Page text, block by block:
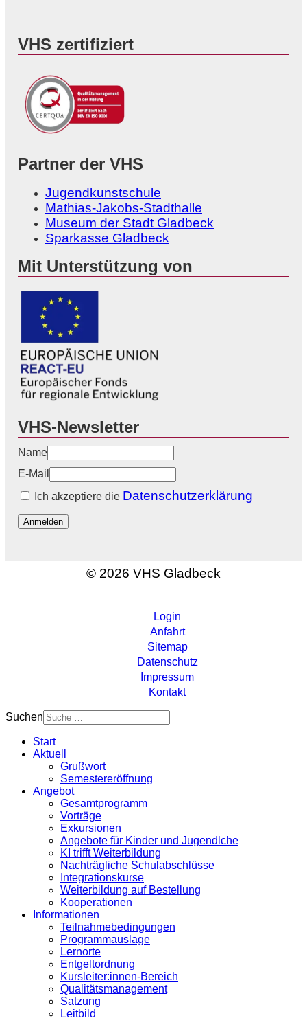
VHS zertifiziert
Partner der VHS
Jugendkunstschule
Mathias-Jakobs-Stadthalle
Museum der Stadt Gladbeck
Sparkasse Gladbeck
Mit Unterstützung von
VHS-Newsletter
Name
E-Mail
Ich akzeptiere die Datenschutzerklärung
Anmelden
© 2026 VHS Gladbeck
Login
Anfahrt
Sitemap
Datenschutz
Impressum
Kontakt
Suchen
Start
Aktuell
Grußwort
Semestereröffnung
Angebot
Gesamtprogramm
Vorträge
Exkursionen
Angebote für Kinder und Jugendlche
KI trifft Weiterbildung
Nachträgliche Schulabschlüsse
Integrationskurse
Weiterbildung auf Bestellung
Kooperationen
Informationen
Teilnahmebedingungen
Programmauslage
Lernorte
Entgeltordnung
Kursleiter:innen-Bereich
Qualitätsmanagement
Satzung
Leitbild